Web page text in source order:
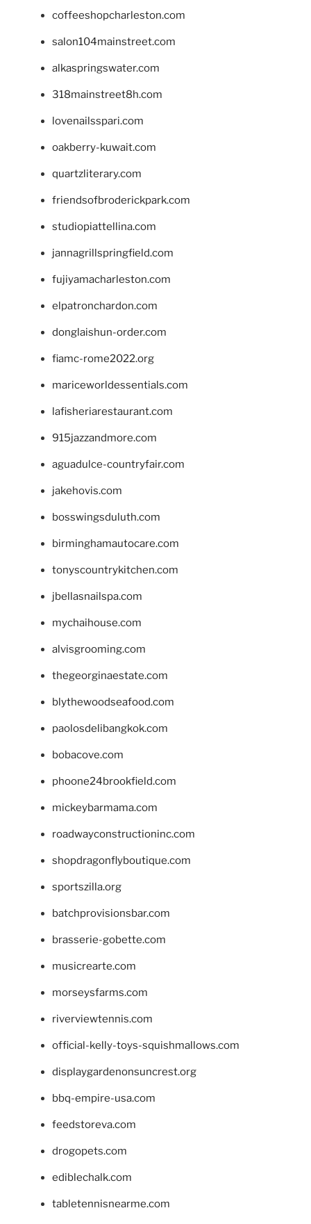
coffeeshopcharleston.com
salon104mainstreet.com
alkaspringswater.com
318mainstreet8h.com
lovenailsspari.com
oakberry-kuwait.com
quartzliterary.com
friendsofbroderickpark.com
studiopiattellina.com
jannagrillspringfield.com
fujiyamacharleston.com
elpatronchardon.com
donglaishun-order.com
fiamc-rome2022.org
mariceworldessentials.com
lafisheriarestaurant.com
915jazzandmore.com
aguadulce-countryfair.com
jakehovis.com
bosswingsduluth.com
birminghamautocare.com
tonyscountrykitchen.com
jbellasnailspa.com
mychaihouse.com
alvisgrooming.com
thegeorginaestate.com
blythewoodseafood.com
paolosdelibangkok.com
bobacove.com
phoone24brookfield.com
mickeybarmama.com
roadwayconstructioninc.com
shopdragonflyboutique.com
sportszilla.org
batchprovisionsbar.com
brasserie-gobette.com
musicrearte.com
morseysfarms.com
riverviewtennis.com
official-kelly-toys-squishmallows.com
displaygardenonsuncrest.org
bbq-empire-usa.com
feedstoreva.com
drogopets.com
ediblechalk.com
tabletennisnearme.com